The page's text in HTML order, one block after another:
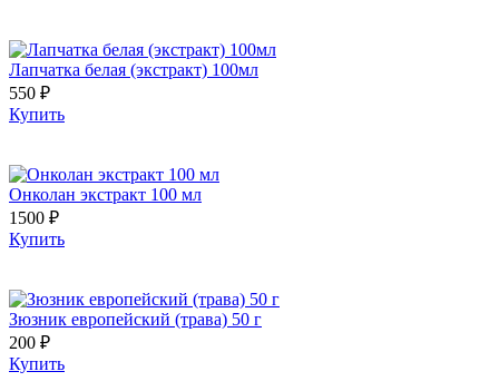
Лапчатка белая (экстракт) 100мл
550 ₽
Купить
Онколан экстракт 100 мл
1500 ₽
Купить
Зюзник европейский (трава) 50 г
200 ₽
Купить